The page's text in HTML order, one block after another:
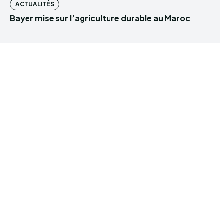
ACTUALITÉS
Bayer mise sur l’agriculture durable au Maroc